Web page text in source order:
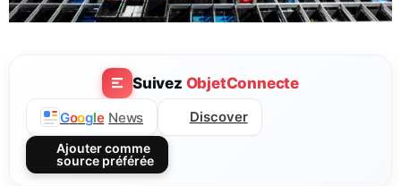
Suivez ObjetConnecte
Google News Discover
Ajouter comme
source préférée